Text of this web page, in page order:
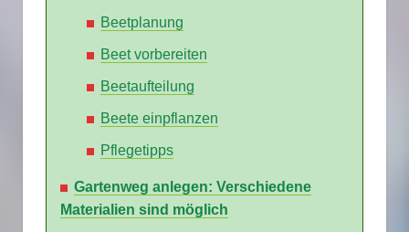
Beetplanung
Beet vorbereiten
Beetaufteilung
Beete einpflanzen
Pflegetipps
Gartenweg anlegen: Verschiedene
Materialien sind möglich